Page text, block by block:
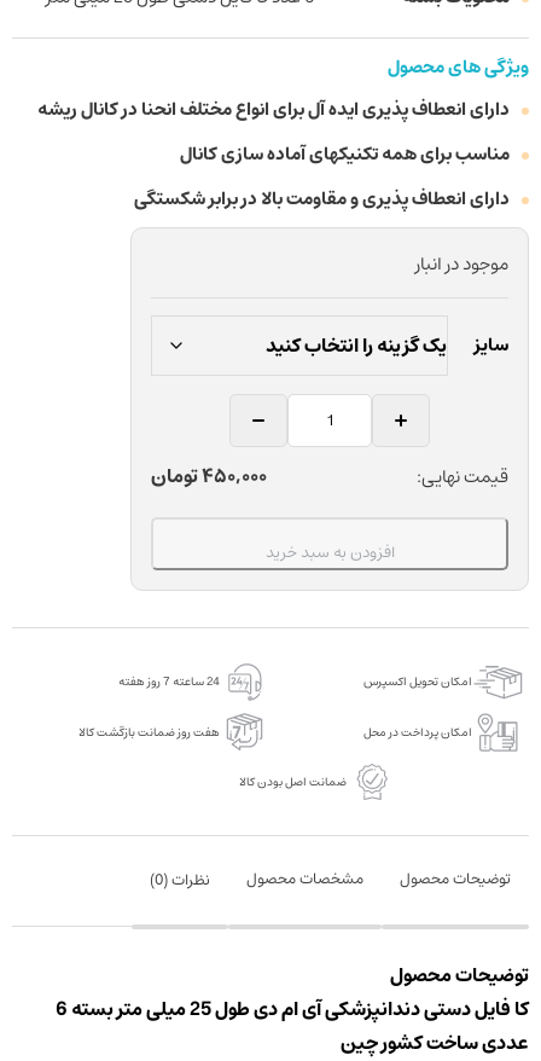
ویژگی های محصول
دارای انعطاف پذیری ایده آل برای انواع مختلف انحنا در کانال ریشه
مناسب برای همه تکنیکهای آماده سازی کانال
دارای انعطاف پذیری و مقاومت بالا در برابر شکستگی
موجود در انبار
سایز
فایل
ام
طول
متر
بسته
6
عددی
عدد
قیمت نهایی: 450,000تومان
افزودن به سبد خرید
امکان تحویل اکسپرس 24 ساعته 7 روز هفته
امکان پرداخت در محل هفت روز ضمانت بازگشت کالا
ضمانت اصل بودن کالا
توضیحات محصول مشخصات محصول نظرات (0
)
توضیحات محصول
کا فایل دستی دندانپزشکی آی ام دی طول 25 میلی متر بسته 6
عددی ساخت کشور چین